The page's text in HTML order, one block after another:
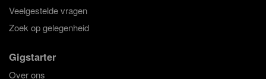
Veelgestelde vragen
Zoek op gelegenheid
Gigstarter
Over ons